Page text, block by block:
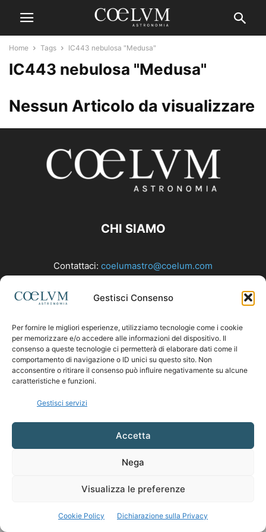
Gestisci Consenso
Per fornire le migliori esperienze, utilizziamo tecnologie come i cookie
per memorizzare e/o accedere alle informazioni del dispositivo. Il
consenso a queste tecnologie ci permetterà di elaborare dati come il
comportamento di navigazione o ID unici su questo sito. Non
acconsentire o ritirare il consenso può influire negativamente su alcune
caratteristiche e funzioni.
Gestisci servizi
Accetta
Nega
Visualizza le preferenze
Cookie Policy Dichiarazione sulla Privacy
Home Tags IC443 nebulosa "Medusa"
IC443 nebulosa "Medusa"
Nessun Articolo da visualizzare
CHI SIAMO
Contattaci: coelumastro@coelum.com
SEGUICI